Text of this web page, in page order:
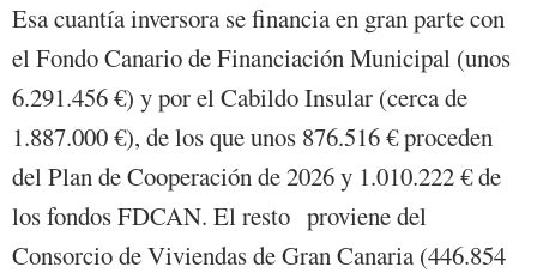
Esa cuantía inversora se financia en gran parte con
el Fondo Canario de Financiación Municipal (unos
6.291.456 €) y por el Cabildo Insular (cerca de
1.887.000 €), de los que unos 876.516 € proceden
del Plan de Cooperación de 2026 y 1.010.222 € de
los fondos FDCAN. El resto proviene del
Consorcio de Viviendas de Gran Canaria (446.854